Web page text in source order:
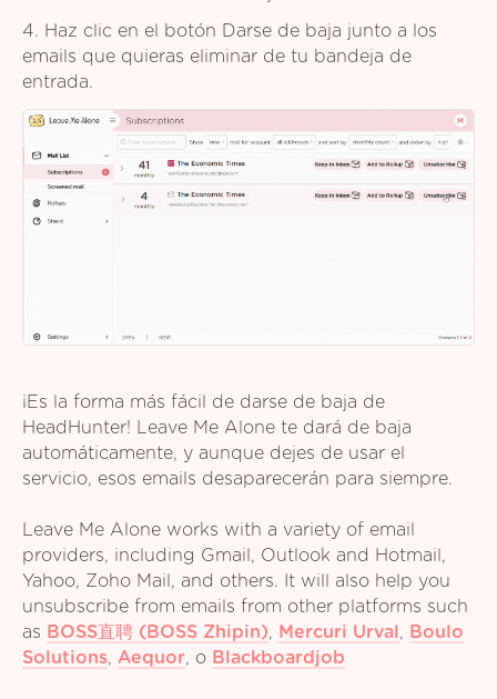
4. Haz clic en el botón Darse de baja junto a los
emails que quieras eliminar de tu bandeja de
entrada.
¡Es la forma más fácil de darse de baja de
HeadHunter! Leave Me Alone te dará de baja
automáticamente, y aunque dejes de usar el
servicio, esos emails desaparecerán para siempre.
Leave Me Alone works with a variety of email
providers, including Gmail, Outlook and Hotmail,
Yahoo, Zoho Mail, and others. It will also help you
unsubscribe from emails from other platforms such
as BOSS直聘 (BOSS Zhipin), Mercuri Urval , Boulo
Solutions, Aequor, o Blackboardjob